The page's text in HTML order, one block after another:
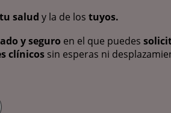
tu salud y la de los tuyos.
y seguro en el que puedes
clínicos sin esperas ni